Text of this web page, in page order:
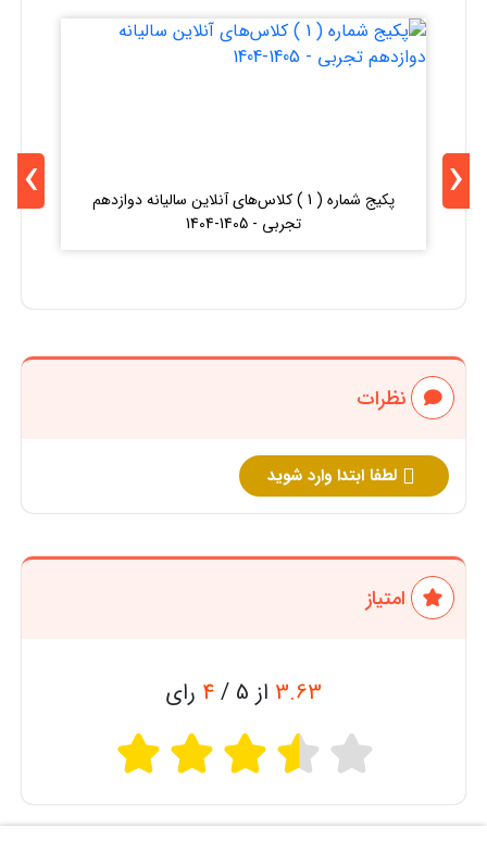
پکیج شماره ( 1 ) کلاس‌های آنلاین سالیانه دوازدهم
تجربی - 1405-1404
‹
›
نظرات
لطفا ابتدا وارد شوید
امتیاز
3.63 از 5 / 4 رای